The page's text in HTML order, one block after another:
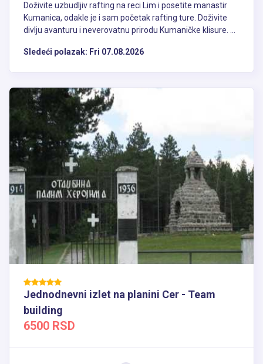
Doživite uzbudljiv rafting na reci Lim i posetite manastir
Kumanica, odakle je i sam početak rafting ture. Doživite
divlju avanturu i neverovatnu prirodu Kumaničke klisure. ...
Sledeći polazak: Fri 07.08.2026
Jednodnevni izlet na planini Cer - Team
building
6500 RSD